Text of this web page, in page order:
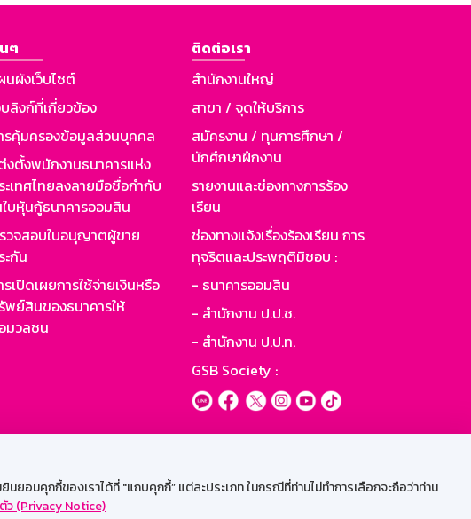
อมคุกกี้ของเราได้ที่ "แถบคุกกี้” แต่ละประเภท ในกรณีที่ท่านไม่ทำการเลือกจะถือว่าท่าน
ว (Privacy Notice)
ๆ
นผังเว็บไซต์
บลิงก์ที่เกี่ยวข้อง
รคุ้มครองข้อมูลส่วนบุคคล
งตั้งพนักงานธนาคารแห่ง
ะเทศไทยลงลายมือชื่อกำกับ
ใบหุ้นกู้ธนาคารออมสิน
วจสอบใบอนุญาตผู้ขาย
ะกัน
รเปิดเผยการใช้จ่ายเงินหรือ
พย์สินของธนาคารให้
มวลชน
ติดต่อเรา
สำนักงานใหญ่
สาขา / จุดให้บริการ
สมัครงาน / ทุนการศึกษา /
นักศึกษาฝึกงาน
รายงานและช่องทางการร้อง
เรียน
ช่องทางแจ้งเรื่องร้องเรียน การ
ทุจริตและประพฤติมิชอบ :
- ธนาคารออมสิน
- สำนักงาน ป.ป.ช.
- สำนักงาน ป.ป.ท.
GSB Society :